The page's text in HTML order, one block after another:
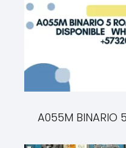
A055M BINARIO